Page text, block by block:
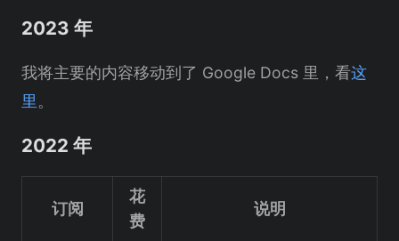
2023 年
我将主要的内容移动到了 Google Docs 里，看这
里。
2022 年
订阅
花
费
说明